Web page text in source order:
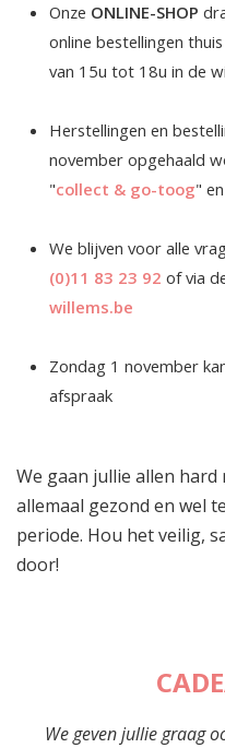
Onze ONLINE-SHOP
online bestellingen
van 15u tot 18u in de
Herstellingen en
november opgehaald
"collect & go-toog"
We blijven voor alle
(0)11 83 23 92 of via
willems.be
Zondag 1 november
afspraak
We gaan jullie allen
allemaal gezond en wel
periode. Hou het veilig,
door!
We geven jullie graag